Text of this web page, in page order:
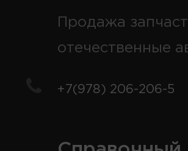
Продажа
отечественные
+7(978) 206-206-5